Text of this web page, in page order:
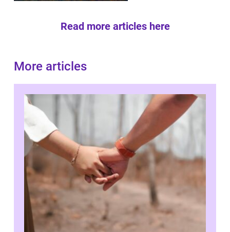
Read more articles here
More articles